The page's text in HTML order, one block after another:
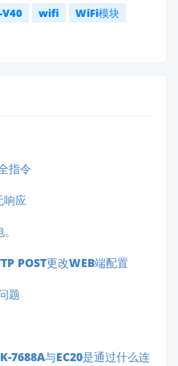
V40 wifi
WiFi模块
指令
响应
POST更改WEB端配置
题
7688A与EC20是通过什么连